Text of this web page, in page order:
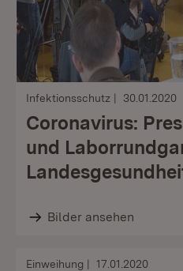
Infektionsschutz 30.01.2020
Coronavirus:
und
Bilder ansehen
Einweihung 17.01.2020